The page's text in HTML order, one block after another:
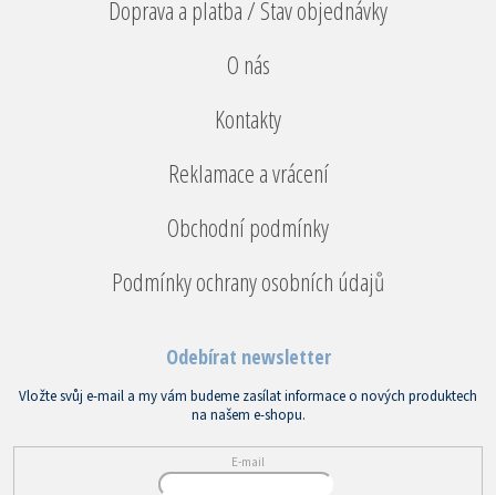
Doprava a platba / Stav objednávky
O nás
Kontakty
Reklamace a vrácení
Obchodní podmínky
Podmínky ochrany osobních údajů
Odebírat newsletter
Vložte svůj e-mail a my vám budeme zasílat informace o nových produktech
na našem e-shopu.
E-mail